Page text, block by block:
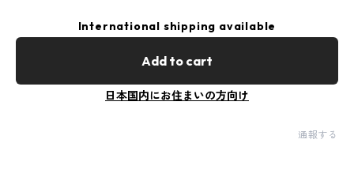
International shipping available
Add to cart
日本国内にお住まいの方向け
通報する